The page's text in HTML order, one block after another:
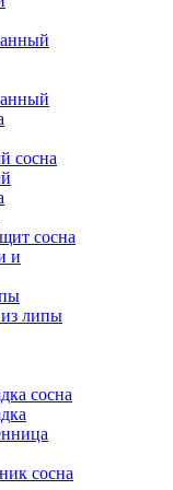
сосна
сосна
и
липы
сосна
сосна